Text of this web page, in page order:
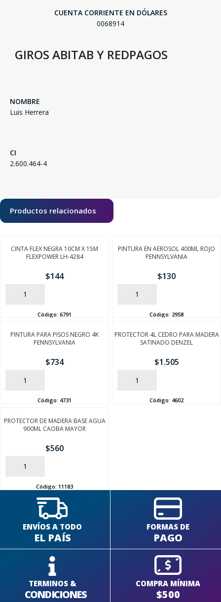
CUENTA CORRIENTE EN DÓLARES
0068914
GIROS ABITAB Y REDPAGOS
NOMBRE
Luis Herrera
CI
2.600.464-4
Productos relacionados
CINTA FLEX NEGRA 10CM X 15M
FLEXPOWER LH-4284
$144
AÑADIR
Código: 6791
PINTURA EN AEROSOL 400ML ROJO
PENNSYLVANIA
$130
AÑADIR
Código: 2958
PINTURA PARA PISOS NEGRO 4K
PENNSYLVANIA
$734
AÑADIR
Código: 4731
PROTECTOR 4L CEDRO PARA MADERA
SATINADO DENZEL
$1.505
AÑADIR
Código: 4602
PROTECTOR DE MADERA BASE AGUA
900ML CAOBA MAYOR
$560
AÑADIR
Código: 11183
ENVÍOS A TODO
EL PAÍS
FORMAS DE
PAGO
TERMINOS &
CONDICIONES
COMPRA MÍNIMA
$500